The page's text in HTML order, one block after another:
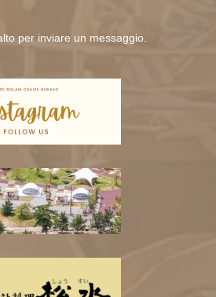
per inviare un messaggio.